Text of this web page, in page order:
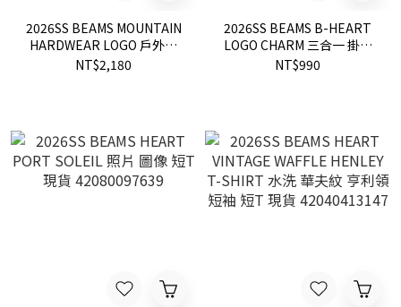
2026SS BEAMS MOUNTAIN
HARDWEAR LOGO 戶外登
山機能品牌 聯名 短T 現貨
NT$2,180
2026SS BEAMS B-HEART
LOGO CHARM 三合一 掛繩
鑰匙圈 吊飾 現貨
NT$990